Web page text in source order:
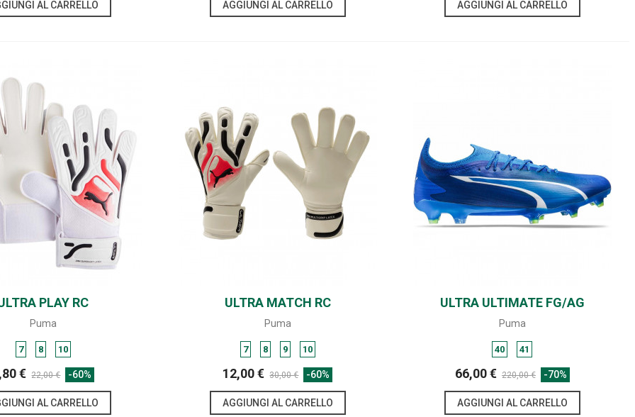
AL CARRELLO AGGIUNGI AL CARRELLO AGGIUNGI AL CARRELLO
SHARE
PLAY RC
Puma
7 8 10
€ 22,00 € -60%
AL CARRELLO
SHARE
ULTRA MATCH RC
Puma
7 8 9 10
12,00 € 30,00 € -60%
AGGIUNGI AL CARRELLO
SHARE
ULTRA ULTIMATE FG/AG
Puma
40 41
66,00 € 220,00 € -70%
AGGIUNGI AL CARRELLO